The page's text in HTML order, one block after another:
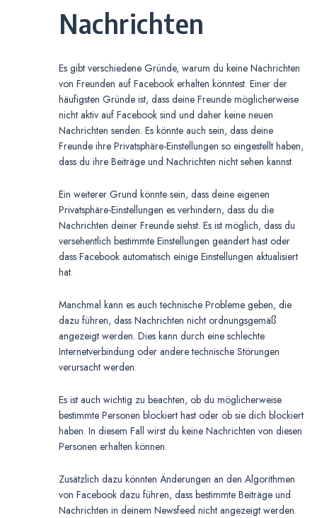
Nachrichten
Es gibt verschiedene Gründe, warum du keine Nachrichten
von Freunden auf Facebook erhalten könntest. Einer der
häufigsten Gründe ist, dass deine Freunde möglicherweise
nicht aktiv auf Facebook sind und daher keine neuen
Nachrichten senden. Es könnte auch sein, dass deine
Freunde ihre Privatsphäre-Einstellungen so eingestellt haben,
dass du ihre Beiträge und Nachrichten nicht sehen kannst.
Ein weiterer Grund könnte sein, dass deine eigenen
Privatsphäre-Einstellungen es verhindern, dass du die
Nachrichten deiner Freunde siehst. Es ist möglich, dass du
versehentlich bestimmte Einstellungen geändert hast oder
dass Facebook automatisch einige Einstellungen aktualisiert
hat.
Manchmal kann es auch technische Probleme geben, die
dazu führen, dass Nachrichten nicht ordnungsgemäß
angezeigt werden. Dies kann durch eine schlechte
Internetverbindung oder andere technische Störungen
verursacht werden.
Es ist auch wichtig zu beachten, ob du möglicherweise
bestimmte Personen blockiert hast oder ob sie dich blockiert
haben. In diesem Fall wirst du keine Nachrichten von diesen
Personen erhalten können.
Zusätzlich dazu könnten Änderungen an den Algorithmen
von Facebook dazu führen, dass bestimmte Beiträge und
Nachrichten in deinem Newsfeed nicht angezeigt werden.